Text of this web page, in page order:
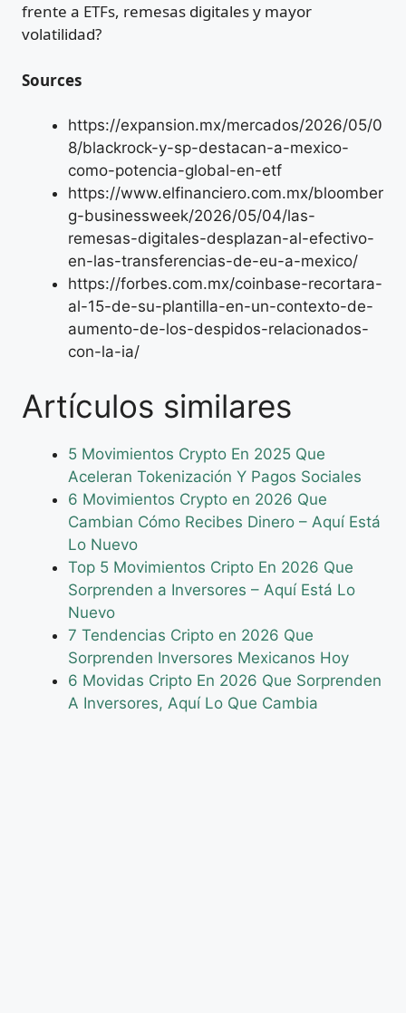
frente a ETFs, remesas digitales y mayor
volatilidad?
Sources
https://expansion.mx/mercados/2026/05/0
8/blackrock-y-sp-destacan-a-mexico-
como-potencia-global-en-etf
https://www.elfinanciero.com.mx/bloomber
g-businessweek/2026/05/04/las-
remesas-digitales-desplazan-al-efectivo-
en-las-transferencias-de-eu-a-mexico/
https://forbes.com.mx/coinbase-recortara-
al-15-de-su-plantilla-en-un-contexto-de-
aumento-de-los-despidos-relacionados-
con-la-ia/
Artículos similares
5 Movimientos Crypto En 2025 Que
Aceleran Tokenización Y Pagos Sociales
6 Movimientos Crypto en 2026 Que
Cambian Cómo Recibes Dinero – Aquí Está
Lo Nuevo
Top 5 Movimientos Cripto En 2026 Que
Sorprenden a Inversores – Aquí Está Lo
Nuevo
7 Tendencias Cripto en 2026 Que
Sorprenden Inversores Mexicanos Hoy
6 Movidas Cripto En 2026 Que Sorprenden
A Inversores, Aquí Lo Que Cambia